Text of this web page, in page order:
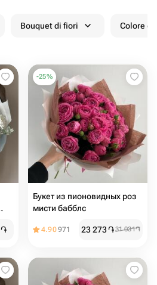
Bouquet di fiori Colore
֏
-25%
Букет из пионовидных роз
мисти бабблс
4.90971 23 273֏31 031֏